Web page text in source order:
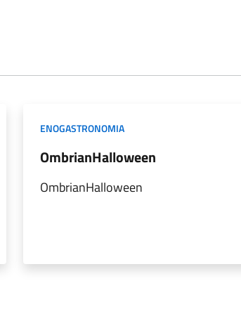
ENOGASTRONOMIA
OmbrianHalloween
OmbrianHalloween